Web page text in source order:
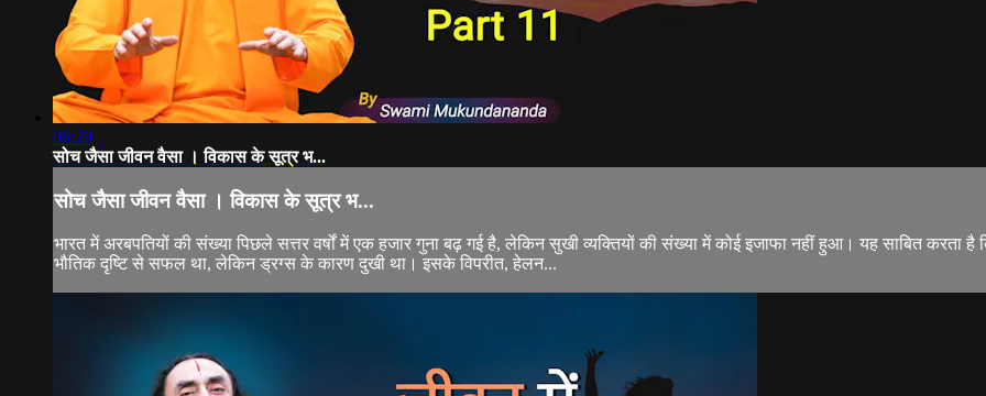
06:29
सोच जैसा जीवन वैसा । विकास के सूत्र भ...
सोच जैसा जीवन वैसा । विकास के सूत्र भ...
भारत में अरबपतियों की संख्या पिछले सत्तर वर्षों में एक हजार गुना बढ़ गई है, लेकिन सुखी व्यक्तियों की संख्या में कोई इजाफा नहीं हुआ। यह साबित
भौतिक दृष्टि से सफल था, लेकिन ड्रग्स के कारण दुखी था। इसके विपरीत, हेलन...